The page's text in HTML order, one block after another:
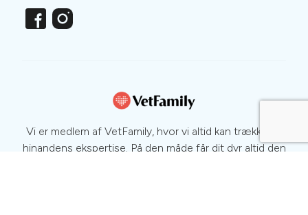
Vi er medlem af VetFamily, hvor vi altid kan trække på
hinandens ekspertise. På den måde får dit dyr altid den